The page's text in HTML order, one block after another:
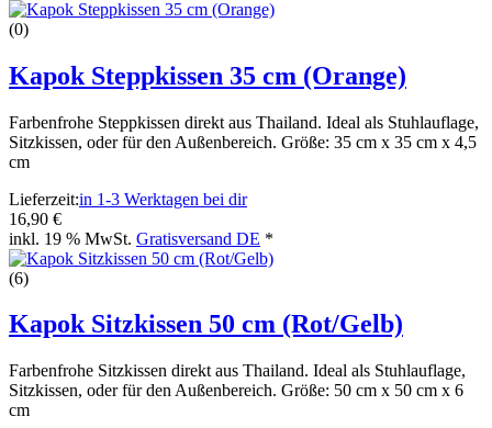
(0)
Kapok Steppkissen 35 cm (Orange)
Farbenfrohe Steppkissen direkt aus Thailand. Ideal als Stuhlauflage,
Sitzkissen, oder für den Außenbereich. Größe: 35 cm x 35 cm x 4,5
cm
Lieferzeit:in 1-3 Werktagen bei dir
16,90 €
inkl. 19 % MwSt. Gratisversand DE *
(6)
Kapok Sitzkissen 50 cm (Rot/Gelb)
Farbenfrohe Sitzkissen direkt aus Thailand. Ideal als Stuhlauflage,
Sitzkissen, oder für den Außenbereich. Größe: 50 cm x 50 cm x 6
cm